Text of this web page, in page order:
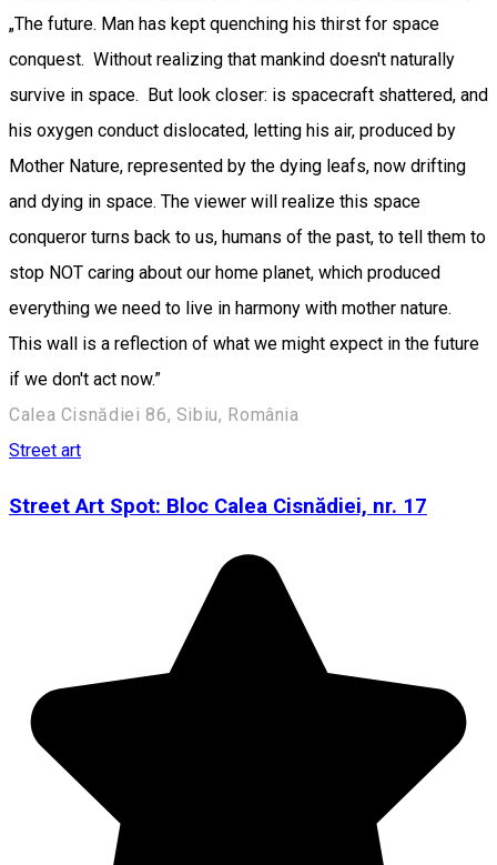
„The future. Man has kept quenching his thirst for space
conquest. Without realizing that mankind doesn't naturally
survive in space. But look closer: is spacecraft shattered, and
his oxygen conduct dislocated, letting his air, produced by
Mother Nature, represented by the dying leafs, now drifting
and dying in space. The viewer will realize this space
conqueror turns back to us, humans of the past, to tell them to
stop NOT caring about our home planet, which produced
everything we need to live in harmony with mother nature.
This wall is a reflection of what we might expect in the future
if we don't act now.”
Calea Cisnădiei 86, Sibiu, România
Street art
Street Art Spot: Bloc Calea Cisnădiei, nr. 17